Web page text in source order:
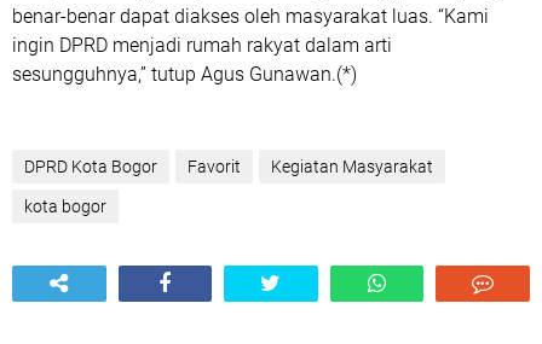
benar-benar dapat diakses oleh masyarakat luas. “Kami
ingin DPRD menjadi rumah rakyat dalam arti
sesungguhnya,” tutup Agus Gunawan.(*)
DPRD Kota Bogor Favorit Kegiatan Masyarakat
kota bogor